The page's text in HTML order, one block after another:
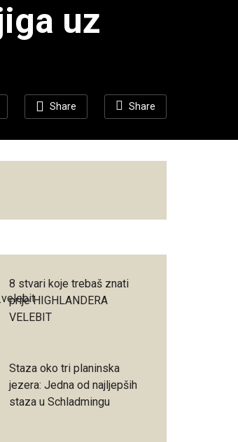
uz
Share Share
8 stvari koje trebaš znati
prije HIGHLANDERA
VELEBIT
Staza oko tri planinska
jezera: Jedna od najljepših
staza u Schladmingu